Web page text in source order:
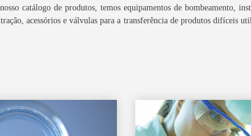
catálogo de produtos, temos equipamentos de bombeamento,
acessórios e válvulas para a transferência de produtos difíceis